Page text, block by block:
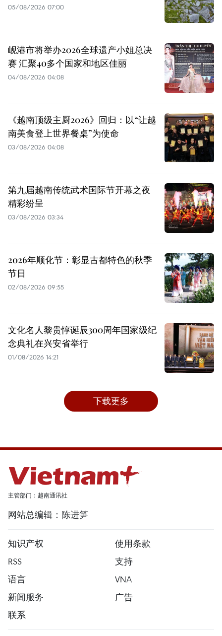
05/08/2026 07:00
岘港市将举办2026全球遗产小姐总决
赛 汇聚40多个国家和地区佳丽
04/08/2026 04:08
《越南顶级主厨2026》回归：以“让越
南美食登上世界餐桌”为使命
03/08/2026 04:08
第九届越南传统武术国际节开幕之夜
精彩纷呈
03/08/2026 03:34
2026年顺化节：彰显古都特色的秋季
节日
02/08/2026 09:55
文化名人黎贵惇诞辰300周年国家级纪
念典礼在兴安省举行
01/08/2026 14:21
下载更多
主管部门：越南通讯社
网站总编辑：陈进笋
知识产权
使用条款
RSS
支持
语言
VNA
新闻服务
广告
联系